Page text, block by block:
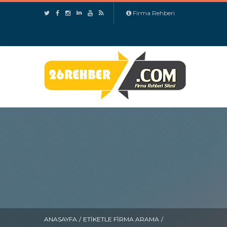
Firma Rehberi
ANASAYFA / ETIKETLE FIRMA ARAMA /